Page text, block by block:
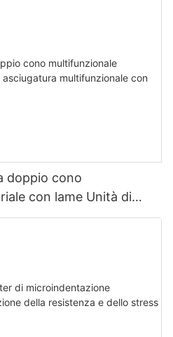
doppio cono
con lame Unità di
con lame